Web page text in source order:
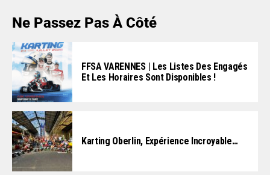
Ne Passez Pas À Côté
FFSA VARENNES | Les Listes Des Engagés
Et Les Horaires Sont Disponibles !
Karting Oberlin, Expérience Incroyable…